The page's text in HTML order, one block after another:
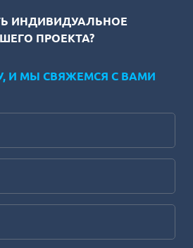
ИНДИВИДУАЛЬНОЕ
ПРОЕКТА?
И МЫ СВЯЖЕМСЯ С ВАМИ